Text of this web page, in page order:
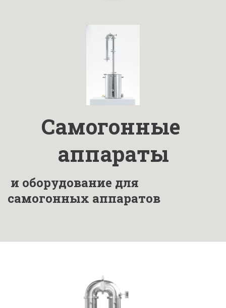
Самогонные
аппараты
самогонных аппаратов